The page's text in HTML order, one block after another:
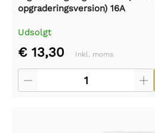
opgraderingsversion) 16A
Udsolgt
€ 13,30 Inkl. moms